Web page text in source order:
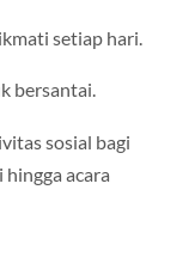
setiap hari.
bersantai.
sosial bagi
acara